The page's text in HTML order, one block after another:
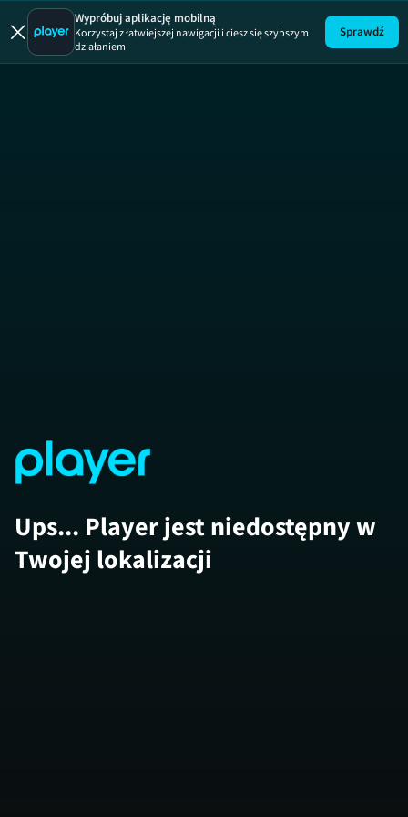
Toni i rodzina
Wypróbuj aplikację mobilną
Korzystaj z łatwiejszej nawigacji i ciesz się szybszym
działaniem
Sprawdź
Ups... Player jest niedostępny w
Twojej lokalizacji